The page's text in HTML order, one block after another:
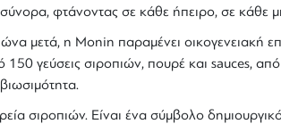
φτάνοντας σε κάθε ήπειρο, σε κάθε
μετά, η Monin παραμένει οικογενειακή
150 γεύσεις σιροπιών, πουρέ και sauces, από
σιροπιών. Είναι ένα σύμβολο